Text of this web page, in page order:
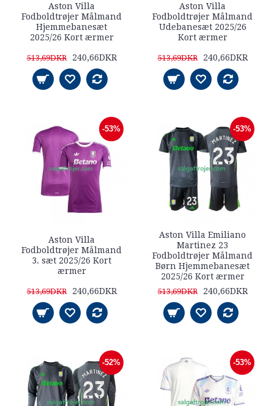
Aston Villa
Fodboldtrøjer Målmand
Hjemmebanesæt
2025/26 Kort ærmer
513,69DKR 240,66DKR
Aston Villa
Fodboldtrøjer Målmand
Udebanesæt 2025/26
Kort ærmer
513,69DKR 240,66DKR
-53%
Aston Villa
Fodboldtrøjer Målmand
3. sæt 2025/26 Kort
ærmer
513,69DKR 240,66DKR
-53%
Aston Villa Emiliano
Martinez 23
Fodboldtrøjer Målmand
Børn Hjemmebanesæt
2025/26 Kort ærmer
513,69DKR 240,66DKR
-52% -53%